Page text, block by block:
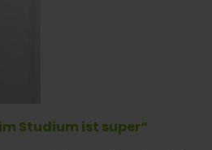
Studium ist super“